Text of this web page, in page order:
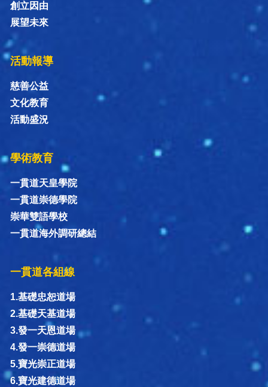
創立因由
展望未來
活動報導
慈善公益
文化教育
活動盛況
學術教育
一貫道天皇學院
一貫道崇德學院
崇華雙語學校
一貫道海外調研總結
一貫道各組線
1.基礎忠恕道場
2.基礎天基道場
3.發一天恩道場
4.發一崇德道場
5.寶光崇正道場
6.寶光建德道場